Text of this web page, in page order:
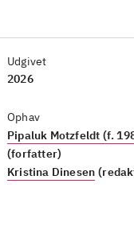
Udgivet
2026
Ophav
Pipaluk Motzfeldt (f.
(forfatter)
Kristina Dinesen